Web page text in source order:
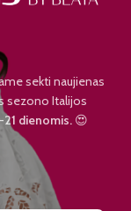
sekti naujienas
sezono Italijos
dienomis.😍